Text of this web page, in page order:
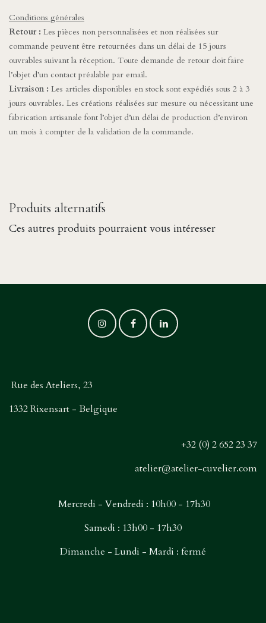
Conditions générales
Retour : Les pièces non personnalisées et non réalisées sur
commande peuvent être retournées dans un délai de 15 jours
ouvrables suivant la réception. Toute demande de retour doit faire
l’objet d’un contact préalable par email.
Livraison : Les articles disponibles en stock sont expédiés sous 2 à 3
jours ouvrables. Les créations réalisées sur mesure ou nécessitant une
fabrication artisanale font l’objet d’un délai de production d’environ
un mois à compter de la validation de la commande.
Produits alternatifs
Ces autres produits pourraient vous intéresser
Rue des Ateliers, 23
1332 Rixensart - Belgique
+32 (0) 2 652 23 37
atelier@atelier-cuvelier.com
Mercredi - Vendredi : 10h00 - 17h30
Samedi : 13h00 - 17h30
Dimanche - Lundi - Mardi : fermé